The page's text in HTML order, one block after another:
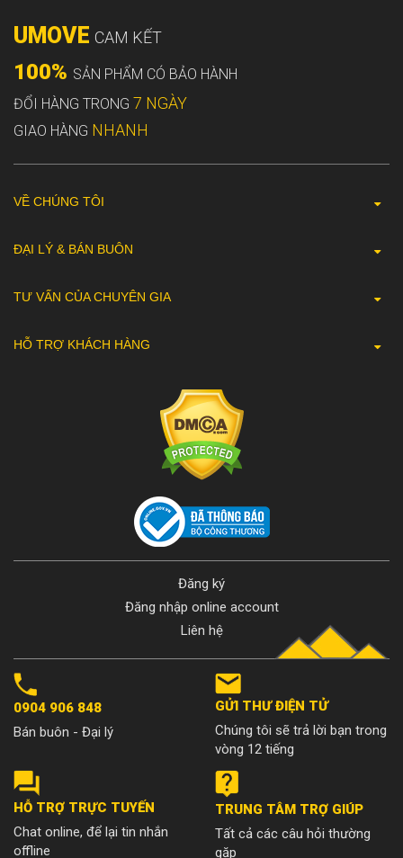
UMOVE CAM KẾT
100% SẢN PHẨM CÓ BẢO HÀNH
ĐỔI HÀNG TRONG 7 NGÀY
GIAO HÀNG NHANH
VỀ CHÚNG TÔI
ĐẠI LÝ & BÁN BUÔN
TƯ VẤN CỦA CHUYÊN GIA
HỖ TRỢ KHÁCH HÀNG
Đăng ký
Đăng nhập online account
Liên hệ
0904 906 848
Bán buôn - Đại lý
GỬI THƯ ĐIỆN TỬ
Chúng tôi sẽ trả lời bạn trong
vòng 12 tiếng
HỖ TRỢ TRỰC TUYẾN
Chat online, để lại tin nhắn
offline
TRUNG TÂM TRỢ GIÚP
Tất cả các câu hỏi thường
gặp